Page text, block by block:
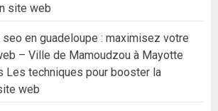
site web
en guadeloupe : maximisez votre
– Ville de Mamoudzou à Mayotte
Les techniques pour booster la
web